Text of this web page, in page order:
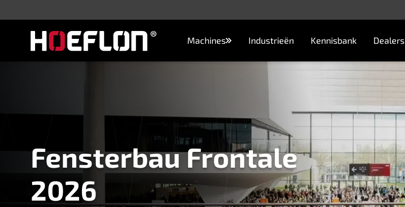
Machines Industrieën Kennisbank Dealers
Fensterbau Frontale
2026
Machines
Aankoopadvies
Contact